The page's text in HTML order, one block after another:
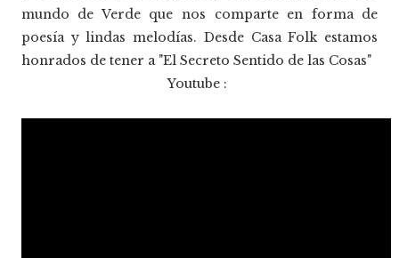
mundo de Verde que nos comparte en forma de
poesía y lindas melodías. Desde Casa Folk estamos
honrados de tener a "El Secreto Sentido de las Cosas"
Youtube :